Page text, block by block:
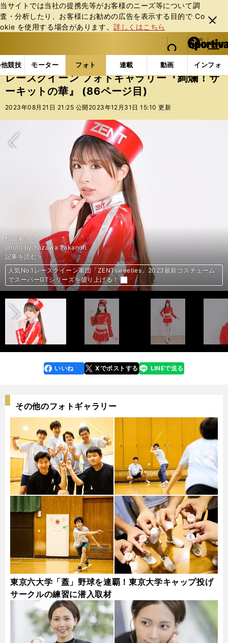
当サイトでは当社の提携先等がお客様のニーズ等について調
査・分析したり、お客様にお勧めの広告を表⽰する⽬的で Co
okie を使⽤する場合があります。詳しくはこちら
閉じ
る
web Sportiva (webスポルティーバ)
検索
マイペ
ー
ジ
メニュ
競技 モーター フォト 連載 動画 インフォ
b
ス
ポ
ル
バ
フォトギャラリー スポーツビーナスギャラリー レ
レースクイーン フォトギャラリー『絢爛！サ
ーキットの華』 (86ページ目)
2023年08月21日 21:25 公開 2023年12月31日 15:10 更新
photo by Yoshida Shigenobu
前編「DeNAチア、RIZINガール、ファッションモデル...19人のレースク
イーンがスーパーフォーミュラに集結！」＞＞
後編「伝説のトップレースクイーンやK-1ガールズも...19人のレースクイ
ーンがサーキットに華を添える！」＞＞
photo by Yoshida Shigenobu
前編「DeNAチア、RIZINガール、ファッションモデル...19人のレースク
イーンがスーパーフォーミュラに集結！」＞＞
後編「伝説のトップレースクイーンやK-1ガールズも...19人のレースクイ
ーンがサーキットに華を添える！」＞＞
photo by Yoshida Shigenobu
前編「DeNAチア、RIZINガール、ファッションモデル...19人のレースク
イーンがスーパーフォーミュラに集結！」＞＞
後編「伝説のトップレースクイーンやK-1ガールズも...19人のレースクイ
ーンがサーキットに華を添える！」＞＞
photo by Yoshida Shigenobu
前編「DeNAチア、RIZINガール、ファッションモデル...19人のレースク
イーンがスーパーフォーミュラに集結！」＞＞
後編「伝説のトップレースクイーンやK-1ガールズも...19人のレースクイ
ーンがサーキットに華を添える！」＞＞
photo by Yoshida Shigenobu
前編「DeNAチア、RIZINガール、ファッションモデル...19人のレースク
イーンがスーパーフォーミュラに集結！」＞＞
後編「伝説のトップレースクイーンやK-1ガールズも...19人のレースクイ
ーンがサーキットに華を添える！」＞＞
photo by Yoshida Shigenobu
前編「DeNAチア、RIZINガール、ファッションモデル...19人のレースク
イーンがスーパーフォーミュラに集結！」＞＞
後編「伝説のトップレースクイーンやK-1ガールズも...19人のレースクイ
ーンがサーキットに華を添える！」＞＞
photo by Yoshida Shigenobu
前編「DeNAチア、RIZINガール、ファッションモデル...19人のレースク
イーンがスーパーフォーミュラに集結！」＞＞
後編「伝説のトップレースクイーンやK-1ガールズも...19人のレースクイ
ーンがサーキットに華を添える！」＞＞
photo by Yoshida Shigenobu
前編「DeNAチア、RIZINガール、ファッションモデル...19人のレースク
イーンがスーパーフォーミュラに集結！」＞＞
後編「伝説のトップレースクイーンやK-1ガールズも...19人のレースクイ
ーンがサーキットに華を添える！」＞＞
photo by Yoshida Shigenobu
前編「DeNAチア、RIZINガール、ファッションモデル...19人のレースク
イーンがスーパーフォーミュラに集結！」＞＞
後編「伝説のトップレースクイーンやK-1ガールズも...19人のレースクイ
ーンがサーキットに華を添える！」＞＞
photo by Yoshida Shigenobu
前編「DeNAチア、RIZINガール、ファッションモデル...19人のレースク
イーンがスーパーフォーミュラに集結！」＞＞
後編「伝説のトップレースクイーンやK-1ガールズも...19人のレースクイ
ーンがサーキットに華を添える！」＞＞
photo by Yoshida Shigenobu
前編「DeNAチア、RIZINガール、ファッションモデル...19人のレースク
イーンがスーパーフォーミュラに集結！」＞＞
後編「伝説のトップレースクイーンやK-1ガールズも...19人のレースクイ
ーンがサーキットに華を添える！」＞＞
photo by Yoshida Shigenobu
前編「DeNAチア、RIZINガール、ファッションモデル...19人のレースク
イーンがスーパーフォーミュラに集結！」＞＞
後編「伝説のトップレースクイーンやK-1ガールズも...19人のレースクイ
ーンがサーキットに華を添える！」＞＞
photo by Yoshida Shigenobu
前編「DeNAチア、RIZINガール、ファッションモデル...19人のレースク
イーンがスーパーフォーミュラに集結！」＞＞
後編「伝説のトップレースクイーンやK-1ガールズも...19人のレースクイ
ーンがサーキットに華を添える！」＞＞
photo by Yoshida Shigenobu
前編「DeNAチア、RIZINガール、ファッションモデル...19人のレースク
イーンがスーパーフォーミュラに集結！」＞＞
後編「伝説のトップレースクイーンやK-1ガールズも...19人のレースクイ
ーンがサーキットに華を添える！」＞＞
photo by Yoshida Shigenobu
前編「DeNAチア、RIZINガール、ファッションモデル...19人のレースク
イーンがスーパーフォーミュラに集結！」＞＞
後編「伝説のトップレースクイーンやK-1ガールズも...19人のレースクイ
ーンがサーキットに華を添える！」＞＞
photo by Yoshida Shigenobu
前編「DeNAチア、RIZINガール、ファッションモデル...19人のレースク
イーンがスーパーフォーミュラに集結！」＞＞
後編「伝説のトップレースクイーンやK-1ガールズも...19人のレースクイ
ーンがサーキットに華を添える！」＞＞
photo by Yoshida Shigenobu
前編「DeNAチア、RIZINガール、ファッションモデル...19人のレースク
イーンがスーパーフォーミュラに集結！」＞＞
後編「伝説のトップレースクイーンやK-1ガールズも...19人のレースクイ
ーンがサーキットに華を添える！」＞＞
photo by Yoshida Shigenobu
前編「DeNAチア、RIZINガール、ファッションモデル...19人のレースク
イーンがスーパーフォーミュラに集結！」＞＞
後編「伝説のトップレースクイーンやK-1ガールズも...19人のレースクイ
ーンがサーキットに華を添える！」＞＞
photo by Yoshida Shigenobu
前編「DeNAチア、RIZINガール、ファッションモデル...19人のレースク
イーンがスーパーフォーミュラに集結！」＞＞
後編「伝説のトップレースクイーンやK-1ガールズも...19人のレースクイ
ーンがサーキットに華を添える！」＞＞
photo by Yoshida Shigenobu
前編「DeNAチア、RIZINガール、ファッションモデル...19人のレースク
イーンがスーパーフォーミュラに集結！」＞＞
後編「伝説のトップレースクイーンやK-1ガールズも...19人のレースクイ
ーンがサーキットに華を添える！」＞＞
photo by Yoshida Shigenobu
後編「伝説のトップレースクイーンやK-1ガールズも...19人のレースクイ
ーンがサーキットに華を添える！」＞＞
前編「DeNAチア、RIZINガール、ファッションモデル...19人のレースク
イーンがスーパーフォーミュラに集結！」＞＞
photo by Yoshida Shigenobu
後編「伝説のトップレースクイーンやK-1ガールズも...19人のレースクイ
ーンがサーキットに華を添える！」＞＞
前編「DeNAチア、RIZINガール、ファッションモデル...19人のレースク
イーンがスーパーフォーミュラに集結！」＞＞
photo by Yoshida Shigenobu
後編「伝説のトップレースクイーンやK-1ガールズも...19人のレースクイ
ーンがサーキットに華を添える！」＞＞
前編「DeNAチア、RIZINガール、ファッションモデル...19人のレースク
イーンがスーパーフォーミュラに集結！」＞＞
photo by Yoshida Shigenobu
後編「伝説のトップレースクイーンやK-1ガールズも...19人のレースクイ
ーンがサーキットに華を添える！」＞＞
前編「DeNAチア、RIZINガール、ファッションモデル...19人のレースク
イーンがスーパーフォーミュラに集結！」＞＞
photo by Yoshida Shigenobu
後編「伝説のトップレースクイーンやK-1ガールズも...19人のレースクイ
ーンがサーキットに華を添える！」＞＞
前編「DeNAチア、RIZINガール、ファッションモデル...19人のレースク
イーンがスーパーフォーミュラに集結！」＞＞
photo by Yoshida Shigenobu
後編「伝説のトップレースクイーンやK-1ガールズも...19人のレースクイ
ーンがサーキットに華を添える！」＞＞
前編「DeNAチア、RIZINガール、ファッションモデル...19人のレースク
イーンがスーパーフォーミュラに集結！」＞＞
photo by Yoshida Shigenobu
後編「伝説のトップレースクイーンやK-1ガールズも...19人のレースクイ
ーンがサーキットに華を添える！」＞＞
前編「DeNAチア、RIZINガール、ファッションモデル...19人のレースク
イーンがスーパーフォーミュラに集結！」＞＞
photo by Yoshida Shigenobu
後編「伝説のトップレースクイーンやK-1ガールズも...19人のレースクイ
ーンがサーキットに華を添える！」＞＞
前編「DeNAチア、RIZINガール、ファッションモデル...19人のレースク
イーンがスーパーフォーミュラに集結！」＞＞
photo by Yoshida Shigenobu
後編「伝説のトップレースクイーンやK-1ガールズも...19人のレースクイ
ーンがサーキットに華を添える！」＞＞
前編「DeNAチア、RIZINガール、ファッションモデル...19人のレースク
イーンがスーパーフォーミュラに集結！」＞＞
photo by Yoshida Shigenobu
後編「伝説のトップレースクイーンやK-1ガールズも...19人のレースクイ
ーンがサーキットに華を添える！」＞＞
前編「DeNAチア、RIZINガール、ファッションモデル...19人のレースク
イーンがスーパーフォーミュラに集結！」＞＞
photo by Yoshida Shigenobu
後編「伝説のトップレースクイーンやK-1ガールズも...19人のレースクイ
ーンがサーキットに華を添える！」＞＞
前編「DeNAチア、RIZINガール、ファッションモデル...19人のレースク
イーンがスーパーフォーミュラに集結！」＞＞
photo by Yoshida Shigenobu
後編「伝説のトップレースクイーンやK-1ガールズも...19人のレースクイ
ーンがサーキットに華を添える！」＞＞
前編「DeNAチア、RIZINガール、ファッションモデル...19人のレースク
イーンがスーパーフォーミュラに集結！」＞＞
photo by Yoshida Shigenobu
後編「伝説のトップレースクイーンやK-1ガールズも...19人のレースクイ
ーンがサーキットに華を添える！」＞＞
前編「DeNAチア、RIZINガール、ファッションモデル...19人のレースク
イーンがスーパーフォーミュラに集結！」＞＞
photo by Yoshida Shigenobu
後編「伝説のトップレースクイーンやK-1ガールズも...19人のレースクイ
ーンがサーキットに華を添える！」＞＞
前編「DeNAチア、RIZINガール、ファッションモデル...19人のレースク
イーンがスーパーフォーミュラに集結！」＞＞
photo by Yoshida Shigenobu
後編「伝説のトップレースクイーンやK-1ガールズも...19人のレースクイ
ーンがサーキットに華を添える！」＞＞
前編「DeNAチア、RIZINガール、ファッションモデル...19人のレースク
イーンがスーパーフォーミュラに集結！」＞＞
photo by Yoshida Shigenobu
後編「伝説のトップレースクイーンやK-1ガールズも...19人のレースクイ
ーンがサーキットに華を添える！」＞＞
前編「DeNAチア、RIZINガール、ファッションモデル...19人のレースク
イーンがスーパーフォーミュラに集結！」＞＞
photo by Yoshida Shigenobu
後編「伝説のトップレースクイーンやK-1ガールズも...19人のレースクイ
ーンがサーキットに華を添える！」＞＞
前編「DeNAチア、RIZINガール、ファッションモデル...19人のレースク
イーンがスーパーフォーミュラに集結！」＞＞
photo by Yoshida Shigenobu
後編「伝説のトップレースクイーンやK-1ガールズも...19人のレースクイ
ーンがサーキットに華を添える！」＞＞
前編「DeNAチア、RIZINガール、ファッションモデル...19人のレースク
イーンがスーパーフォーミュラに集結！」＞＞
夢にまで見たレースクイーンの頂点！名取くるみ「サーキットはディズニ
ーランドと同じくらい興奮する場所！」
夢にまで見たレースクイーンの頂点！名取くるみ「サーキットはディズニ
ーランドと同じくらい興奮する場所！」
夢にまで見たレースクイーンの頂点！名取くるみ「サーキットはディズニ
ーランドと同じくらい興奮する場所！」
夢にまで見たレースクイーンの頂点！名取くるみ「サーキットはディズニ
ーランドと同じくらい興奮する場所！」
夢にまで見たレースクイーンの頂点！名取くるみ「サーキットはディズニ
ーランドと同じくらい興奮する場所！」
夢にまで見たレースクイーンの頂点！名取くるみ「サーキットはディズニ
ーランドと同じくらい興奮する場所！」
夢にまで見たレースクイーンの頂点！名取くるみ「サーキットはディズニ
ーランドと同じくらい興奮する場所！」
夢にまで見たレースクイーンの頂点！名取くるみ「サーキットはディズニ
ーランドと同じくらい興奮する場所！」
夢にまで見たレースクイーンの頂点！名取くるみ「サーキットはディズニ
ーランドと同じくらい興奮する場所！」
夢にまで見たレースクイーンの頂点！名取くるみ「サーキットはディズニ
ーランドと同じくらい興奮する場所！」
夢にまで見たレースクイーンの頂点！名取くるみ「サーキットはディズニ
ーランドと同じくらい興奮する場所！」
夢にまで見たレースクイーンの頂点！名取くるみ「サーキットはディズニ
ーランドと同じくらい興奮する場所！」
夢にまで見たレースクイーンの頂点！名取くるみ「サーキットはディズニ
ーランドと同じくらい興奮する場所！」
夢にまで見たレースクイーンの頂点！名取くるみ「サーキットはディズニ
ーランドと同じくらい興奮する場所！」
夢にまで見たレースクイーンの頂点！名取くるみ「サーキットはディズニ
ーランドと同じくらい興奮する場所！」
夢にまで見たレースクイーンの頂点！名取くるみ「サーキットはディズニ
ーランドと同じくらい興奮する場所！」
夢にまで見たレースクイーンの頂点！名取くるみ「サーキットはディズニ
ーランドと同じくらい興奮する場所！」
夢にまで見たレースクイーンの頂点！名取くるみ「サーキットはディズニ
ーランドと同じくらい興奮する場所！」
夢にまで見たレースクイーンの頂点！名取くるみ「サーキットはディズニ
ーランドと同じくらい興奮する場所！」
夢にまで見たレースクイーンの頂点！名取くるみ「サーキットはディズニ
ーランドと同じくらい興奮する場所！」
夢にまで見たレースクイーンの頂点！名取くるみ「サーキットはディズニ
ーランドと同じくらい興奮する場所！」
夢にまで見たレースクイーンの頂点！名取くるみ「サーキットはディズニ
ーランドと同じくらい興奮する場所！」
夢にまで見たレースクイーンの頂点！名取くるみ「サーキットはディズニ
ーランドと同じくらい興奮する場所！」
夢にまで見たレースクイーンの頂点！名取くるみ「サーキットはディズニ
ーランドと同じくらい興奮する場所！」
夢にまで見たレースクイーンの頂点！名取くるみ「サーキットはディズニ
ーランドと同じくらい興奮する場所！」
夢にまで見たレースクイーンの頂点！名取くるみ「サーキットはディズニ
ーランドと同じくらい興奮する場所！」
夢にまで見たレースクイーンの頂点！名取くるみ「サーキットはディズニ
ーランドと同じくらい興奮する場所！」
夢にまで見たレースクイーンの頂点！名取くるみ「サーキットはディズニ
ーランドと同じくらい興奮する場所！」
夢にまで見たレースクイーンの頂点！名取くるみ「サーキットはディズニ
ーランドと同じくらい興奮する場所！」
夢にまで見たレースクイーンの頂点！名取くるみ「サーキットはディズニ
ーランドと同じくらい興奮する場所！」
夢にまで見たレースクイーンの頂点！名取くるみ「サーキットはディズニ
ーランドと同じくらい興奮する場所！」
夢にまで見たレースクイーンの頂点！名取くるみ「サーキットはディズニ
ーランドと同じくらい興奮する場所！」
夢にまで見たレースクイーンの頂点！名取くるみ「サーキットはディズニ
ーランドと同じくらい興奮する場所！」
夢にまで見たレースクイーンの頂点！名取くるみ「サーキットはディズニ
ーランドと同じくらい興奮する場所！」
夢にまで見たレースクイーンの頂点！名取くるみ「サーキットはディズニ
ーランドと同じくらい興奮する場所！」
夢にまで見たレースクイーンの頂点！名取くるみ「サーキットはディズニ
ーランドと同じくらい興奮する場所！」
夢にまで見たレースクイーンの頂点！名取くるみ「サーキットはディズニ
ーランドと同じくらい興奮する場所！」
夢にまで見たレースクイーンの頂点！名取くるみ「サーキットはディズニ
ーランドと同じくらい興奮する場所！」
夢にまで見たレースクイーンの頂点！名取くるみ「サーキットはディズニ
ーランドと同じくらい興奮する場所！」
夢にまで見たレースクイーンの頂点！名取くるみ「サーキットはディズニ
ーランドと同じくらい興奮する場所！」
夢にまで見たレースクイーンの頂点！名取くるみ「サーキットはディズニ
ーランドと同じくらい興奮する場所！」
夢にまで見たレースクイーンの頂点！名取くるみ「サーキットはディズニ
ーランドと同じくらい興奮する場所！」
夢にまで見たレースクイーンの頂点！名取くるみ「サーキットはディズニ
ーランドと同じくらい興奮する場所！」
人気No.1レースクイーン軍団「ZENTsweeties」2023最新コスチューム
でスーパーGTシリーズを盛り上げる！
人気No.1レースクイーン軍団「ZENTsweeties」2023最新コスチューム
でスーパーGTシリーズを盛り上げる！
人気No.1レースクイーン軍団「ZENTsweeties」2023最新コスチューム
でスーパーGTシリーズを盛り上げる！
人気No.1レースクイーン軍団「ZENTsweeties」2023最新コスチューム
でスーパーGTシリーズを盛り上げる！
松田蘭さん
photo by Yazawa Takanori
記事を読む＞
人気No.1レースクイーン軍団「ZENTsweeties」2023最新コスチューム
でスーパーGTシリーズを盛り上げる！
人気No.1レースクイーン軍団「ZENTsweeties」2023最新コスチューム
でスーパーGTシリーズを盛り上げる！
人気No.1レースクイーン軍団「ZENTsweeties」2023最新コスチューム
でスーパーGTシリーズを盛り上げる！
人気No.1レースクイーン軍団「ZENTsweeties」2023最新コスチューム
でスーパーGTシリーズを盛り上げる！
人気No.1レースクイーン軍団「ZENTsweeties」2023最新コスチューム
でスーパーGTシリーズを盛り上げる！
人気No.1レースクイーン軍団「ZENTsweeties」2023最新コスチューム
でスーパーGTシリーズを盛り上げる！
人気No.1レースクイーン軍団「ZENTsweeties」2023最新コスチューム
でスーパーGTシリーズを盛り上げる！
人気No.1レースクイーン軍団「ZENTsweeties」2023最新コスチューム
でスーパーGTシリーズを盛り上げる！
人気No.1レースクイーン軍団「ZENTsweeties」2023最新コスチューム
でスーパーGTシリーズを盛り上げる！
人気No.1レースクイーン軍団「ZENTsweeties」2023最新コスチューム
でスーパーGTシリーズを盛り上げる！
人気No.1レースクイーン軍団「ZENTsweeties」2023最新コスチューム
でスーパーGTシリーズを盛り上げる！
人気No.1レースクイーン軍団「ZENTsweeties」2023最新コスチューム
でスーパーGTシリーズを盛り上げる！
人気No.1レースクイーン軍団「ZENTsweeties」2023最新コスチューム
でスーパーGTシリーズを盛り上げる！
人気No.1レースクイーン軍団「ZENTsweeties」2023最新コスチューム
でスーパーGTシリーズを盛り上げる！
人気No.1レースクイーン軍団「ZENTsweeties」2023最新コスチューム
でスーパーGTシリーズを盛り上げる！
人気No.1レースクイーン軍団「ZENTsweeties」2023最新コスチューム
でスーパーGTシリーズを盛り上げる！
人気No.1レースクイーン軍団「ZENTsweeties」2023最新コスチューム
でスーパーGTシリーズを盛り上げる！
人気No.1レースクイーン軍団「ZENTsweeties」2023最新コスチューム
でスーパーGTシリーズを盛り上げる！
人気No.1レースクイーン軍団「ZENTsweeties」2023最新コスチューム
でスーパーGTシリーズを盛り上げる！
人気No.1レースクイーン軍団「ZENTsweeties」2023最新コスチューム
でスーパーGTシリーズを盛り上げる！
人気No.1レースクイーン軍団「ZENTsweeties」2023最新コスチューム
でスーパーGTシリーズを盛り上げる！
人気No.1レースクイーン軍団「ZENTsweeties」2023最新コスチューム
でスーパーGTシリーズを盛り上げる！
人気No.1レースクイーン軍団「ZENTsweeties」2023最新コスチューム
でスーパーGTシリーズを盛り上げる！
前へ
faceboo
k
いいね Xでポストする
line LINEで送る
その他のフォトギャラリー
東京六大学「蓋」野球を連覇！東京大学キャップ投げ
サークルの練習に潜入取材